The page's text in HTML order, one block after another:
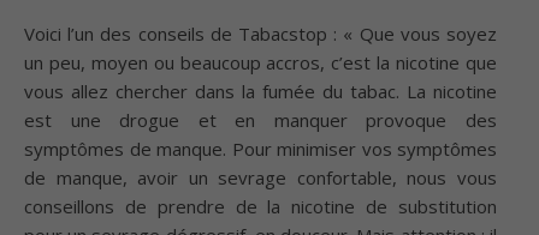
Voici l’un des conseils de Tabacstop : « Que vous soyez
un peu, moyen ou beaucoup accros, c’est la nicotine que
vous allez chercher dans la fumée du tabac. La nicotine
est une drogue et en manquer provoque des
symptômes de manque. Pour minimiser vos symptômes
de manque, avoir un sevrage confortable, nous vous
conseillons de prendre de la nicotine de substitution